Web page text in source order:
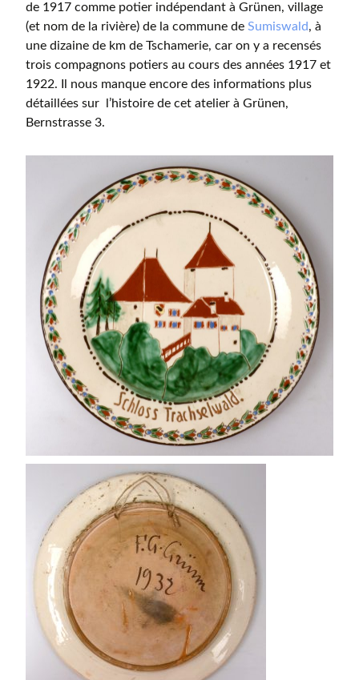
de 1917 comme potier indépendant à Grünen, village
(et nom de la rivière) de la commune de Sumiswald, à
une dizaine de km de Tschamerie, car on y a recensés
trois compagnons potiers au cours des années 1917 et
1922. Il nous manque encore des informations plus
détaillées sur l’histoire de cet atelier à Grünen,
Bernstrasse 3.